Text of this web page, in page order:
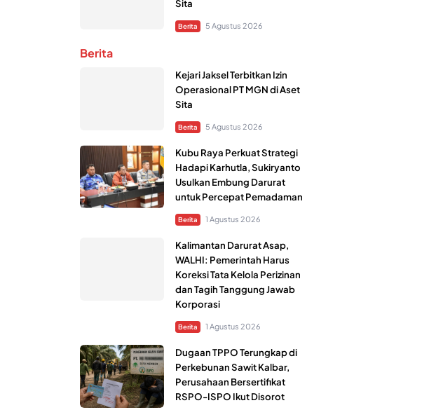
Sita
Berita 5 Agustus 2026
Berita
Kejari Jaksel Terbitkan Izin
Operasional PT MGN di Aset
Sita
Berita 5 Agustus 2026
Kubu Raya Perkuat Strategi
Hadapi Karhutla, Sukiryanto
Usulkan Embung Darurat
untuk Percepat Pemadaman
Berita 1 Agustus 2026
Kalimantan Darurat Asap,
WALHI: Pemerintah Harus
Koreksi Tata Kelola Perizinan
dan Tagih Tanggung Jawab
Korporasi
Berita 1 Agustus 2026
Dugaan TPPO Terungkap di
Perkebunan Sawit Kalbar,
Perusahaan Bersertifikat
RSPO-ISPO Ikut Disorot